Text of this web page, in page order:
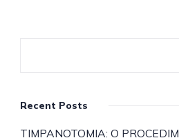
Recent Posts
TIMPANOTOMIA: O